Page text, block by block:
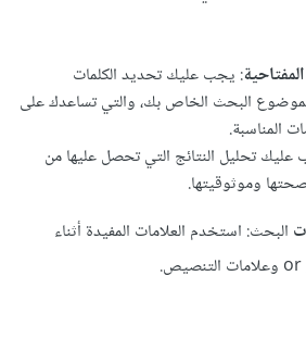
: يجب عليك تحديد الكلمات
لموضوع البحث الخاص بك، والتي تساعدك على
المناسبة.
تحليل النتائج التي تحصل عليها من
وموثوقيتها.
البحث: استخدم العلامات المفيدة أثناء